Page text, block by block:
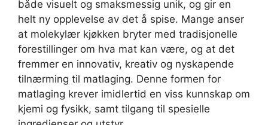
både visuelt og smaksmessig unik, og gir en
helt ny opplevelse av det å spise. Mange anser
at molekylær kjøkken bryter med tradisjonelle
forestillinger om hva mat kan være, og at det
fremmer en innovativ, kreativ og nyskapende
tilnærming til matlaging. Denne formen for
matlaging krever imidlertid en viss kunnskap om
kjemi og fysikk, samt tilgang til spesielle